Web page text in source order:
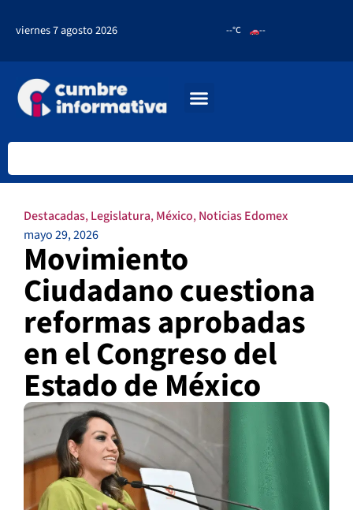
viernes 7 agosto 2026 --°C --
Destacadas,Legislatura,México,Noticias Edomex
mayo 29, 2026
Movimiento
Ciudadano cuestiona
reformas aprobadas
en el Congreso del
Estado de México